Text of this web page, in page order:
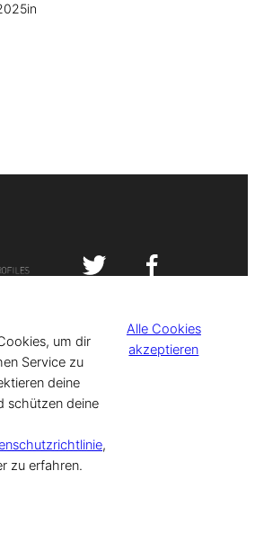
in
VISIT-X. Made with
& Influencers!
um dir
Service zu
deine
schützen deine
,
zu erfahren.
Alle Cookies
akzeptieren